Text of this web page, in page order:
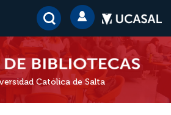
Católica de Salta